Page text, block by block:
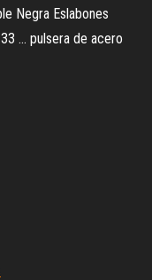
Negra Eslabones
... pulsera de acero